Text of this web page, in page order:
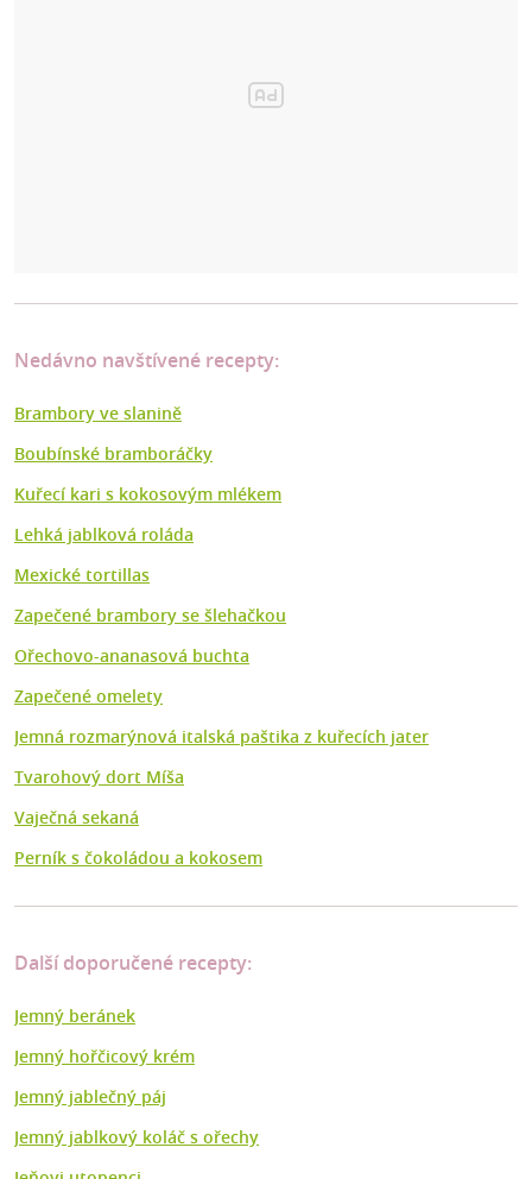
Nedávno navštívené recepty:
Brambory ve slanině
Boubínské bramboráčky
Kuřecí kari s kokosovým mlékem
Lehká jablková roláda
Mexické tortillas
Zapečené brambory se šlehačkou
Ořechovo-ananasová buchta
Zapečené omelety
Jemná rozmarýnová italská paštika z kuřecích jater
Tvarohový dort Míša
Vaječná sekaná
Perník s čokoládou a kokosem
Další doporučené recepty:
Jemný beránek
Jemný hořčicový krém
Jemný jablečný páj
Jemný jablkový koláč s ořechy